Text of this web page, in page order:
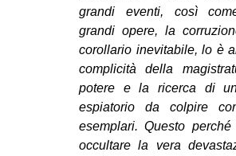
tw
bsky
ms
grandi eventi, così
grandi opere, la
corollario inevitabile, lo è
complicità della
potere e la ricerca di
espiatorio da colpire
esemplari. Questo perché
occultare la vera